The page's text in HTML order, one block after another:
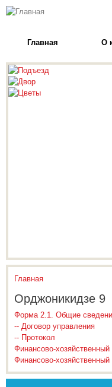
Главная О
Вы здесь
Главная
Орджоникидзе 9
Форма 2.1. Общие
-- Договор управления
-- Протокол
Финансово-
Финансово-